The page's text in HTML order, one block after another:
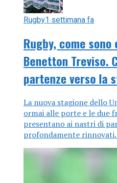
Rugby1 settimana fa
Rugby, come
Benetton Treviso.
partenze verso la
La nuova stagione dello
ormai alle porte e le due
presentano ai nastri di
profondamente